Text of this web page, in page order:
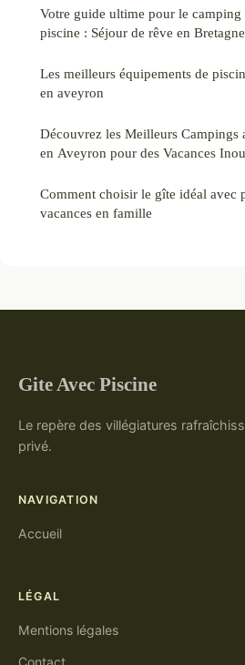
Votre guide ultime pour le camping
piscine : Séjour de rêve en Bretagne
Les meilleurs équipements de
en aveyron
Découvrez les Meilleurs Campings
en Aveyron pour des Vacances
Comment choisir le gîte idéal avec
vacances en famille
Gite Avec Piscine
Le repère des villégiatures
privé.
NAVIGATION
Accueil
LÉGAL
Mentions légales
Contact